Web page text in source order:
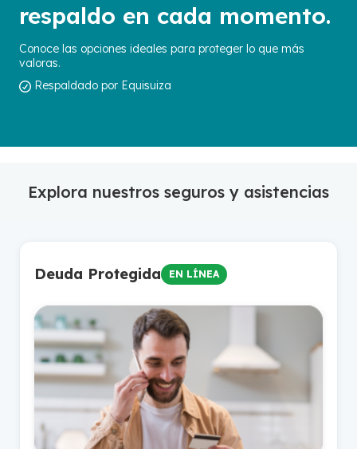
respaldo en cada momento.
Conoce las opciones ideales para proteger lo que más
valoras.
Respaldado por Equisuiza
Explora nuestros seguros y asistencias
Deuda Protegida EN LÍNEA